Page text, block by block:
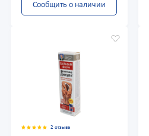
Сообщить о наличии
2 отзыва